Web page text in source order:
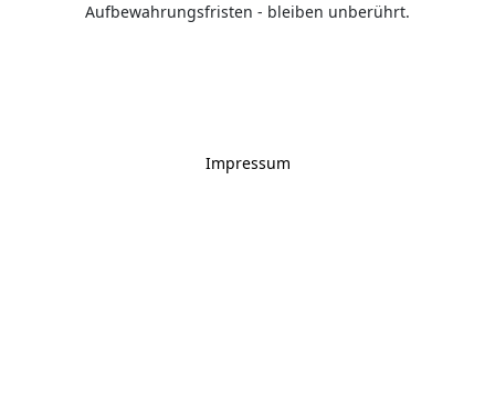
Aufbewahrungsfristen - bleiben unberührt.
Impressum